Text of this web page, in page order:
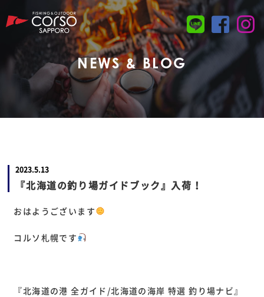
NEWS & BLOG
2023.5.13
『北海道の釣り場ガイドブック』入荷！
おはようございます
コルソ札幌です
『北海道の港 全ガイド/北海道の海岸 特選 釣り場ナビ』